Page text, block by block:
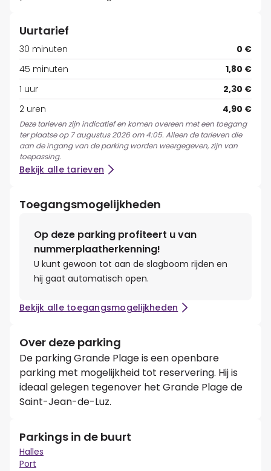
Uurtarief
30 minuten
0 €
45 minuten
1,80 €
1 uur
2,30 €
2 uren
4,90 €
Deze tarieven zijn indicatief en komen overeen met een toegang
ter plaatse op 7 augustus 2026 om 4:05. Alleen de tarieven die
aan de ingang van de parking worden weergegeven, zijn van
toepassing.
Bekijk alle tarieven
Toegangsmogelijkheden
Op deze parking profiteert u van
nummerplaatherkenning!
U kunt gewoon tot aan de slagboom rijden en
hij gaat automatisch open.
Bekijk alle toegangsmogelijkheden
Over deze parking
De parking Grande Plage is een openbare
parking met mogelijkheid tot reservering. Hij is
ideaal gelegen tegenover het Grande Plage de
Saint-Jean-de-Luz.
Parkings in de buurt
Halles
Port